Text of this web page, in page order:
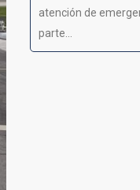
atención de
parte...